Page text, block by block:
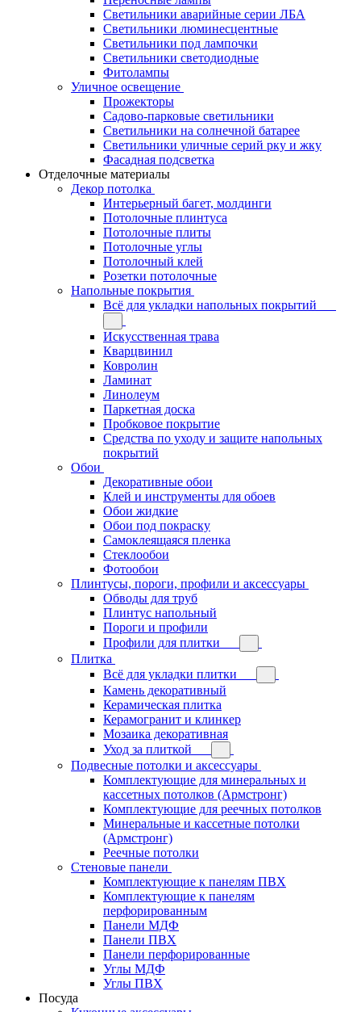
Светильники аварийные серии ЛБА
Светильники люминесцентные
Светильники под лампочки
Светильники светодиодные
Фитолампы
Уличное освещение
Прожекторы
Садово-парковые светильники
Светильники на солнечной батарее
Светильники уличные серий рку и жку
Фасадная подсветка
Отделочные материалы
Декор потолка
Интерьерный багет, молдинги
Потолочные плинтуса
Потолочные плиты
Потолочные углы
Потолочный клей
Розетки потолочные
Напольные покрытия
Всё для укладки напольных покрытий
Искусственная трава
Кварцвинил
Ковролин
Ламинат
Линолеум
Паркетная доска
Пробковое покрытие
Средства по уходу и защите напольных
покрытий
Обои
Декоративные обои
Клей и инструменты для обоев
Обои жидкие
Обои под покраску
Самоклеящаяся пленка
Стеклообои
Фотообои
Плинтусы, пороги, профили и аксессуары
Обводы для труб
Плинтус напольный
Пороги и профили
Профили для плитки
Плитка
Всё для укладки плитки
Камень декоративный
Керамическая плитка
Керамогранит и клинкер
Мозаика декоративная
Уход за плиткой
Подвесные потолки и аксессуары
Комплектующие для минеральных и
кассетных потолков (Армстронг)
Комплектующие для реечных потолков
Минеральные и кассетные потолки
(Армстронг)
Реечные потолки
Стеновые панели
Комплектующие к панелям ПВХ
Комплектующие к панелям
перфорированным
Панели МДФ
Панели ПВХ
Панели перфорированные
Углы МДФ
Углы ПВХ
Посуда